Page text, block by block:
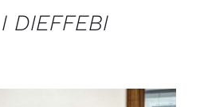
DIEFFEBI